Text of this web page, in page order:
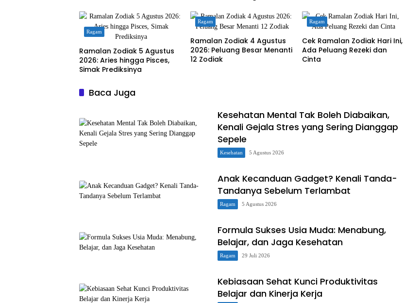
Ragam
Ramalan Zodiak 5 Agustus
2026: Aries hingga Pisces,
Simak Prediksinya
Ragam
Ramalan Zodiak 4 Agustus
2026: Peluang Besar Menanti
12 Zodiak
Ragam
Cek Ramalan Zodiak Hari Ini,
Ada Peluang Rezeki dan
Cinta
Baca Juga
Kesehatan Mental Tak Boleh Diabaikan,
Kenali Gejala Stres yang Sering Dianggap
Sepele
Kesehatan 5 Agustus 2026
Anak Kecanduan Gadget? Kenali Tanda-
Tandanya Sebelum Terlambat
Ragam 5 Agustus 2026
Formula Sukses Usia Muda: Menabung,
Belajar, dan Jaga Kesehatan
Ragam 29 Juli 2026
Kebiasaan Sehat Kunci Produktivitas
Belajar dan Kinerja Kerja